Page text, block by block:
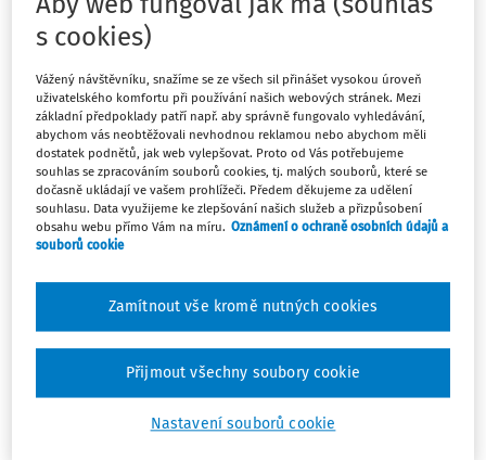
Sledovat autora
kariérová poradkyně a lektorka talent managementu
Filtr
Počet vyhledaných dokumentů:2
Řadit podle:
Nejnovější Nejstarší
Inspirace ze Zlínského kraje: Plošné
kariérové poradenství pro osmáky jako
cesta k lepšímu výběru střední školy
s cookies)
Vážený návštěvníku, snažíme se ze všech sil přinášet vysokou úroveň
uživatelského komfortu při používání našich webových stránek. Mezi
základní předpoklady patří např. aby správně fungovalo vyhledávání,
abychom vás neobtěžovali nevhodnou reklamou nebo abychom měli
dostatek podnětů, jak web vylepšovat. Proto od Vás potřebujeme
souhlas se zpracováním souborů cookies, tj. malých souborů, které se
dočasně ukládají ve vašem prohlížeči. Předem děkujeme za udělení
souhlasu. Data využijeme ke zlepšování našich služeb a přizpůsobení
obsahu webu přímo Vám na míru. Oznámení o ochraně osobních údajů a
souborů cookie
Nastavení souborů cookie
Zamítnout vše kromě nutných cookies
Přijmout všechny soubory cookie